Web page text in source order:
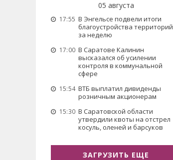
05 августа
17:55 В Энгельсе подвели итоги
благоустройства территорий
за неделю
17:00 В Саратове Калинин
высказался об усилении
контроля в коммунальной
сфере
15:54 ВТБ выплатил дивиденды
розничным акционерам
15:30 В Саратовской области
утвердили квоты на отстрел
косуль, оленей и барсуков
ЗАГРУЗИТЬ ЕЩЕ